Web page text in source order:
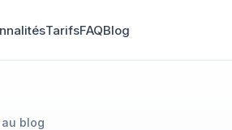
TarifsFAQBlog
blog